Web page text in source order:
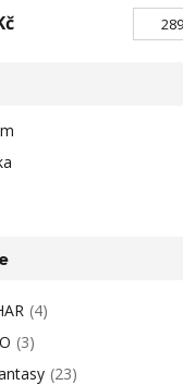
(4)
(3)
(23)